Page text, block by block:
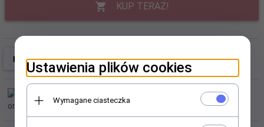
KUP TERAZ!
Ustawienia plików cookies
Wymagane ciasteczka